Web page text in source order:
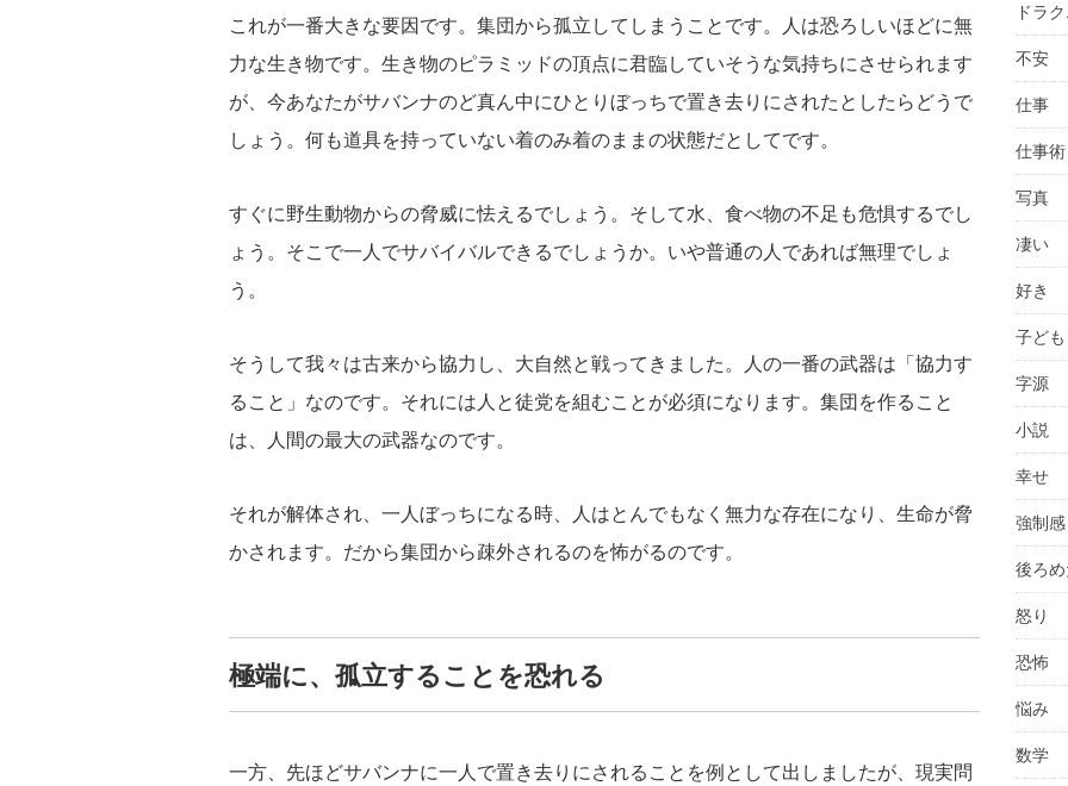
これが一番大きな要因です。集団から孤立してしまうことです。人は恐ろしいほどに無
力な生き物です。生き物のピラミッドの頂点に君臨していそうな気持ちにさせられます
が、今あなたがサバンナのど真ん中にひとりぼっちで置き去りにされたとしたらどうで
しょう。何も道具を持っていない着のみ着のままの状態だとしてです。
すぐに野生動物からの脅威に怯えるでしょう。そして水、食べ物の不足も危惧するでし
ょう。そこで一人でサバイバルできるでしょうか。いや普通の人であれば無理でしょ
う。
そうして我々は古来から協力し、大自然と戦ってきました。人の一番の武器は「協力す
ること」なのです。それには人と徒党を組むことが必須になります。集団を作ること
は、人間の最大の武器なのです。
それが解体され、一人ぼっちになる時、人はとんでもなく無力な存在になり、生命が脅
かされます。だから集団から疎外されるのを怖がるのです。
極端に、孤立することを恐れる
一方、先ほどサバンナに一人で置き去りにされることを例として出しましたが、現実問
ドラ
不安
仕事
仕事術
写真
凄い
好き
子ども
字源
小説
幸せ
強制感
後ろ
怒り
恐怖
悩み
数学